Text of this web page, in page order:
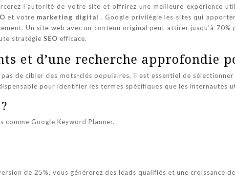
l’autorité de votre site et offrirez une meilleure expérience
et votre marketing digital . Google privilégie les sites qui
Un site web avec un contenu original peut attirer jusqu’à 70%
stratégie SEO efficace.
et d’une recherche approfondie
de cibler des mots-clés populaires, il est essentiel de
pour identifier les termes spécifiques que les internautes
comme Google Keyword Planner.
de 25%, vous générerez des leads qualifiés et une croissance